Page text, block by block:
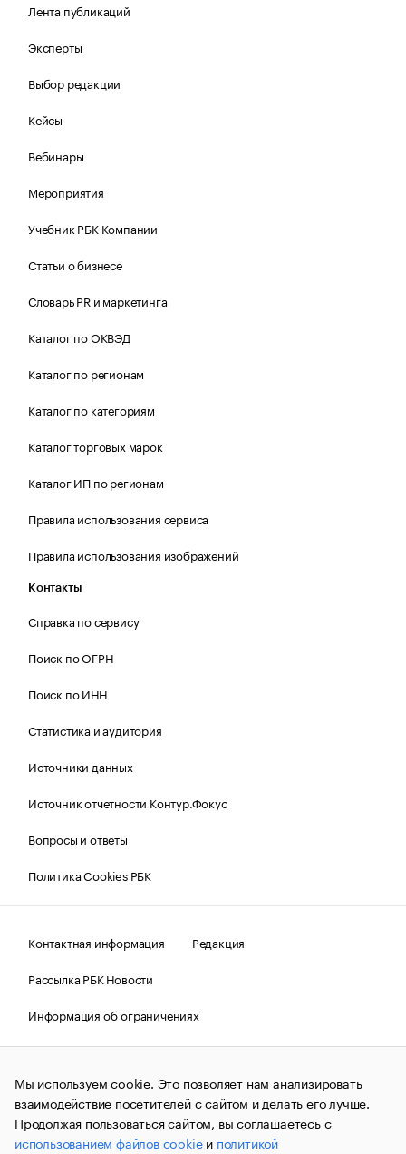
Лента публикаций
Эксперты
Выбор редакции
Кейсы
Вебинары
Мероприятия
Учебник РБК Компании
Статьи о бизнесе
Словарь PR и маркетинга
Каталог по ОКВЭД
Каталог по регионам
Каталог по категориям
Каталог торговых марок
Каталог ИП по регионам
Правила использования сервиса
Правила использования изображений
Контакты
Справка по сервису
Поиск по ОГРН
Поиск по ИНН
Статистика и аудитория
Источники данных
Источник отчетности Контур.Фокус
Вопросы и ответы
Политика Cookies РБК
Контактная информация
Редакция
Рассылка РБК Новости
Информация об ограничениях
Правовая информация
О соблюдении авторских прав
© АО «РОСБИЗНЕСКОНСАЛТИНГ»,1995–2026.Сообщения
и материалы информационного агентства «РБК»
(зарегистрировано Федеральной службой по надзору в сфере
связи, информационных технологий и массовых
коммуникаций (Роскомнадзор) 09.12.2015 за номером ИА
Мы используем cookie. Это позволяет нам анализировать
взаимодействие посетителей с сайтом и делать его лучше.
Продолжая пользоваться сайтом, вы соглашаетесь с
использованием файлов cookieи политикой